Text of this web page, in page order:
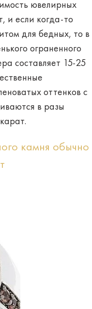
ювелирных
, и если когда-то
для бедных, то в
ограненного
составляет 15-25
оттенков с
в разы
камня обычно